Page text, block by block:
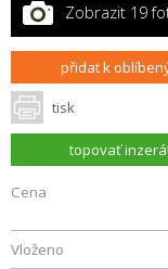
Zobrazit 19
přidat k
tisk
topovať
Cena
Vloženo